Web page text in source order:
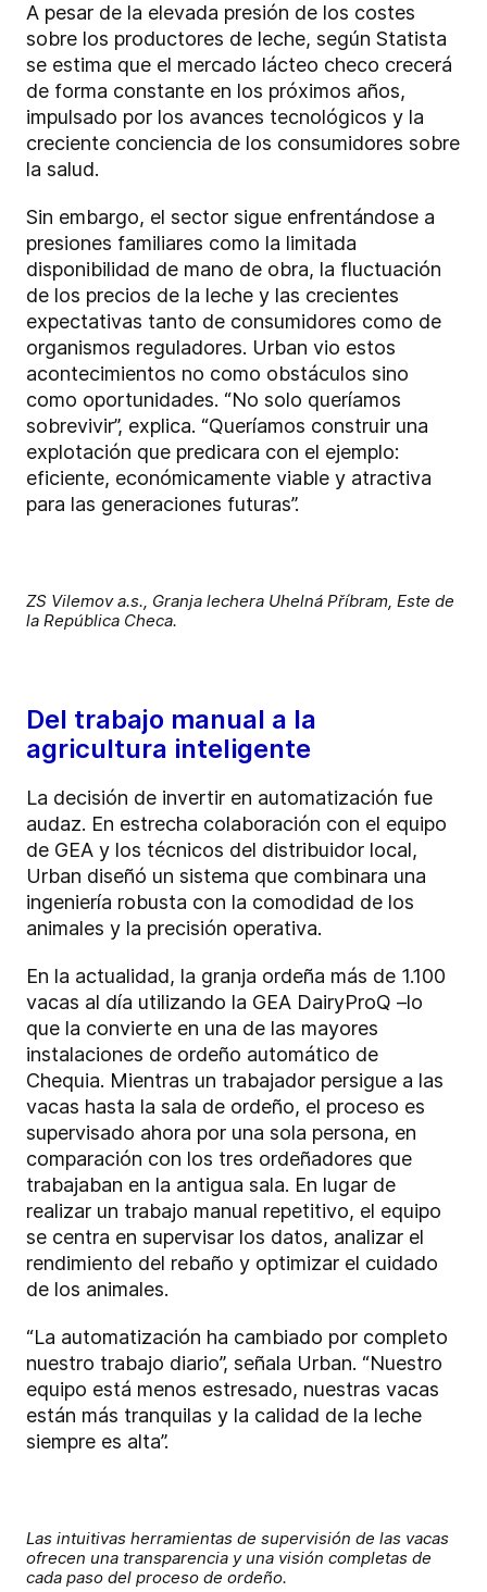
A pesar de la elevada presión de los costes
sobre los productores de leche, según Statista
se estima que el mercado lácteo checo crecerá
de forma constante en los próximos años,
impulsado por los avances tecnológicos y la
creciente conciencia de los consumidores sobre
la salud.
Sin embargo, el sector sigue enfrentándose a
presiones familiares como la limitada
disponibilidad de mano de obra, la fluctuación
de los precios de la leche y las crecientes
expectativas tanto de consumidores como de
organismos reguladores. Urban vio estos
acontecimientos no como obstáculos sino
como oportunidades. “No solo queríamos
sobrevivir”, explica. “Queríamos construir una
explotación que predicara con el ejemplo:
eficiente, económicamente viable y atractiva
para las generaciones futuras”.
ZS Vilemov a.s., Granja lechera Uhelná Příbram, Este de
la República Checa.
Del trabajo manual a la
agricultura inteligente
La decisión de invertir en automatización fue
audaz. En estrecha colaboración con el equipo
de GEA y los técnicos del distribuidor local,
Urban diseñó un sistema que combinara una
ingeniería robusta con la comodidad de los
animales y la precisión operativa.
En la actualidad, la granja ordeña más de 1.100
vacas al día utilizando la GEA DairyProQ –lo
que la convierte en una de las mayores
instalaciones de ordeño automático de
Chequia. Mientras un trabajador persigue a las
vacas hasta la sala de ordeño, el proceso es
supervisado ahora por una sola persona, en
comparación con los tres ordeñadores que
trabajaban en la antigua sala. En lugar de
realizar un trabajo manual repetitivo, el equipo
se centra en supervisar los datos, analizar el
rendimiento del rebaño y optimizar el cuidado
de los animales.
“La automatización ha cambiado por completo
nuestro trabajo diario”, señala Urban. “Nuestro
equipo está menos estresado, nuestras vacas
están más tranquilas y la calidad de la leche
siempre es alta”.
Las intuitivas herramientas de supervisión de las vacas
ofrecen una transparencia y una visión completas de
cada paso del proceso de ordeño.